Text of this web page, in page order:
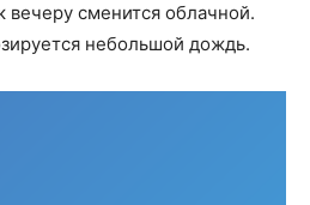
вечеру сменится облачной.
небольшой дождь.